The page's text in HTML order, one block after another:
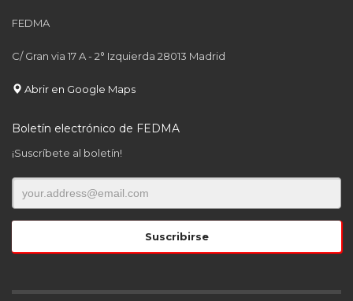
FEDMA
C/ Gran via 17 A - 2° Izquierda 28013 Madrid
Abrir en Google Maps
Boletín electrónico de FEDMA
¡Suscríbete al boletín!